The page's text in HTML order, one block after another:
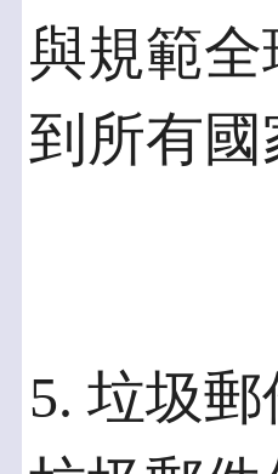
與規範
到所有
5. 垃圾